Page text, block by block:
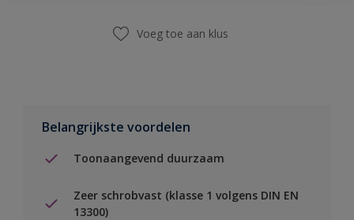
Voeg toe aan klus
Belangrijkste voordelen
Toonaangevend duurzaam
Zeer schrobvast (klasse 1 volgens DIN EN
13300)